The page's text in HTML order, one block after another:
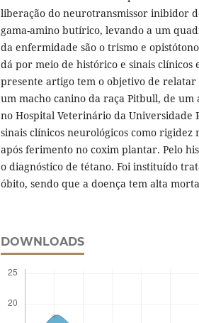
liberação do neurotransmissor inibidor
gama-amino butírico, levando a um
da enfermidade são o trismo e
dá por meio de histórico e sinais clínicos
presente artigo tem o objetivo de relatar
um macho canino da raça Pitbull, de um
no Hospital Veterinário da Universidade
sinais clínicos neurológicos como
após ferimento no coxim plantar. Pelo
o diagnóstico de tétano. Foi instituído
óbito, sendo que a doença tem alta
DOWNLOADS